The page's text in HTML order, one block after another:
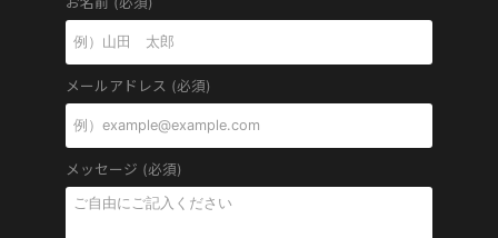
メールアドレス (必須)
メッセージ (必須)